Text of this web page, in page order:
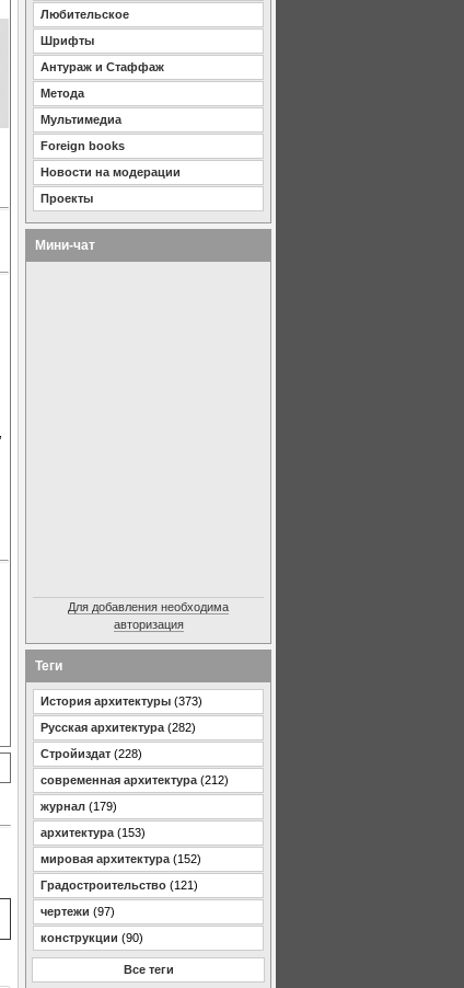
Любительское
Шрифты
Антураж и Стаффаж
Метода
Мультимедиа
Foreign books
Новости на модерации
Проекты
Мини-чат
Для добавления необходима
авторизация
Теги
История архитектуры (373)
Русская архитектура (282)
Стройиздат (228)
современная архитектура (212)
журнал (179)
архитектура (153)
мировая архитектура (152)
Градостроительство (121)
чертежи (97)
конструкции (90)
Все теги